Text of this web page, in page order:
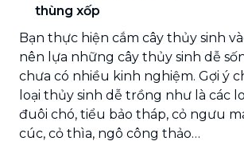
thùng xốp
Bạn thực hiện cắm cây thủy sinh
nên lựa những cây thủy sinh dễ
chưa có nhiều kinh nghiệm. Gợi ý
loại thủy sinh dễ trồng như là các
đuôi chó, tiểu bảo tháp, cỏ ngưu
cúc, cỏ thìa, ngô công thảo…